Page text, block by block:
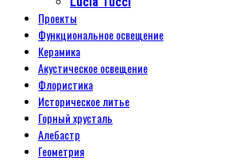
Проекты
Функциональное освещение
Керамика
Акустическое освещение
Флористика
Историческое литье
Горный хрусталь
Алебастр
Геометрия